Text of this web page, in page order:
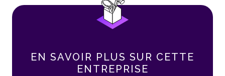
EN SAVOIR PLUS SUR CETTE
ENTREPRISE